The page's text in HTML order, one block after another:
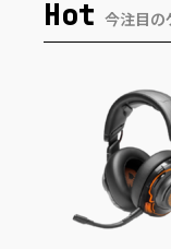
Hot 今注目の